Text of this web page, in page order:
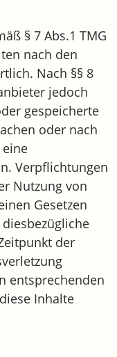
§ 7 Abs.1 TMG
nach den
Nach §§ 8
jedoch
gespeicherte
oder nach
Verpflichtungen
Nutzung von
Gesetzen
der
entsprechenden
Inhalte